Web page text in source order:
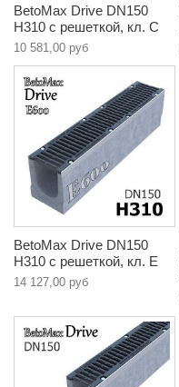
BetoMax Drive DN150
H310 с решеткой, кл. C
10 581,00 руб
BetoMax Drive DN150
H310 с решеткой, кл. E
14 127,00 руб